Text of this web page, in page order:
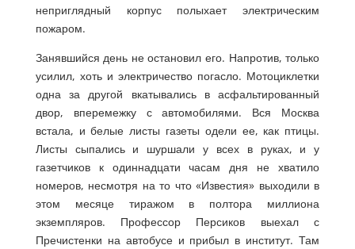
неприглядный корпус полыхает электрическим
пожаром.
Занявшийся день не остановил его. Напротив, только
усилил, хоть и электричество погасло. Мотоциклетки
одна за другой вкатывались в асфальтированный
двор, вперемежку с автомобилями. Вся Москва
встала, и белые листы газеты одели ее, как птицы.
Листы сыпались и шуршали у всех в руках, и у
газетчиков к одиннадцати часам дня не хватило
номеров, несмотря на то что «Известия» выходили в
этом месяце тиражом в полтора миллиона
экземпляров. Профессор Персиков выехал с
Пречистенки на автобусе и прибыл в институт. Там